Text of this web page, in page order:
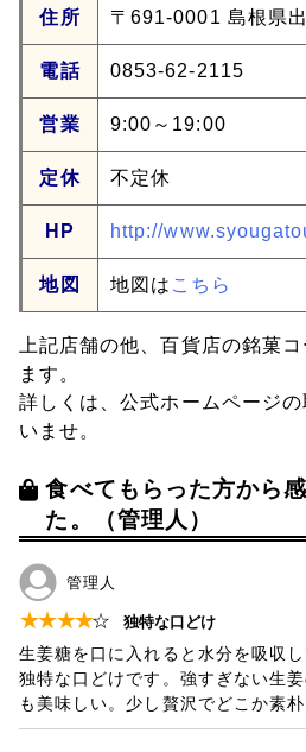
住所 〒691-0001 島根県
電話 0853-62-2115
営業 9:00～19:00
定休 不定休
HP http://
地図 地図は こちら
上記店舗の他、百貨店の銘菓
ます。
詳しくは、公式ホームページ
いませ。
食べてもらった方から
た。（管理人）
管理人
★★★★☆ 独特な口どけ
生姜糖を口に入れると水分を吸収
独特な口どけです。強すぎない生
も美味しい。少し贅沢でどこか素